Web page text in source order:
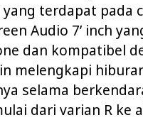
terdapat pada
Audio 7’ inch
dan kompatibel
melengkapi
selama
dari varian R ke